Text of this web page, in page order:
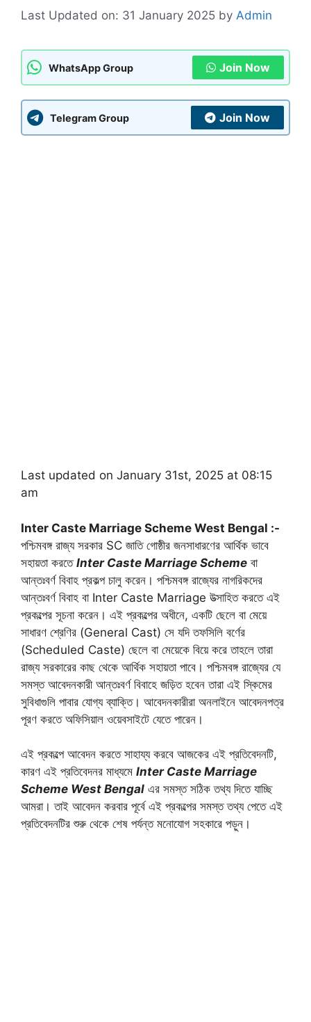
Last Updated on: 31 January 2025 by Admin
WhatsApp Group Join Now
Telegram Group Join Now
Last updated on January 31st, 2025 at 08:15
am
Inter Caste Marriage Scheme West Bengal :-
পশ্চিমবঙ্গ রাজ্য সরকার SC জাতি গোষ্ঠীর জনসাধারণের আর্থিক ভাবে
সহায়তা করতে Inter Caste Marriage Scheme বা
আন্তঃবর্ণ বিবাহ প্রকল্প চালু করেন। পশ্চিমবঙ্গ রাজ্যের নাগরিকদের
আন্তঃবর্ণ বিবাহ বা Inter Caste Marriage উত্সাহিত করতে এই
প্রকল্পের সূচনা করেন। এই প্রকল্পের অধীনে, একটি ছেলে বা মেয়ে
সাধারণ শ্রেণির (General Cast) সে যদি তফসিলি বর্ণের
(Scheduled Caste) ছেলে বা মেয়েকে বিয়ে করে তাহলে তারা
রাজ্য সরকারের কাছ থেকে আর্থিক সহায়তা পাবে। পশ্চিমবঙ্গ রাজ্যের যে
সমস্ত আবেদনকারী আন্তঃবর্ণ বিবাহে জড়িত হবেন তারা এই স্কিমের
সুবিধাগুলি পাবার যোগ্য ব্যাক্তি। আবেদনকারীরা অনলাইনে আবেদনপত্র
পূরণ করতে অফিসিয়াল ওয়েবসাইটে যেতে পারেন।
এই প্রকল্পে আবেদন করতে সাহায্য করবে আজকের এই প্রতিবেদনটি,
কারণ এই প্রতিবেদনর মাধ্যমে Inter Caste Marriage
Scheme West Bengal এর সমস্ত সঠিক তথ্য দিতে যাচ্ছি
আমরা। তাই আবেদন করবার পূর্বে এই প্রকল্পের সমস্ত তথ্য পেতে এই
প্রতিবেদনটির শুরু থেকে শেষ পর্যন্ত মনোযোগ সহকারে পড়ুন।